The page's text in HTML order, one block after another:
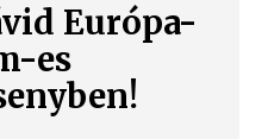
Európa-
es